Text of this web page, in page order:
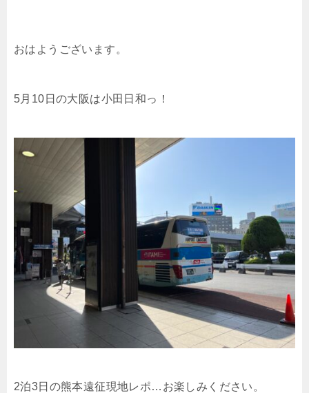
おはようございます。
5月10日の大阪は小田日和っ！
2泊3日の熊本遠征現地レポ…お楽しみください。